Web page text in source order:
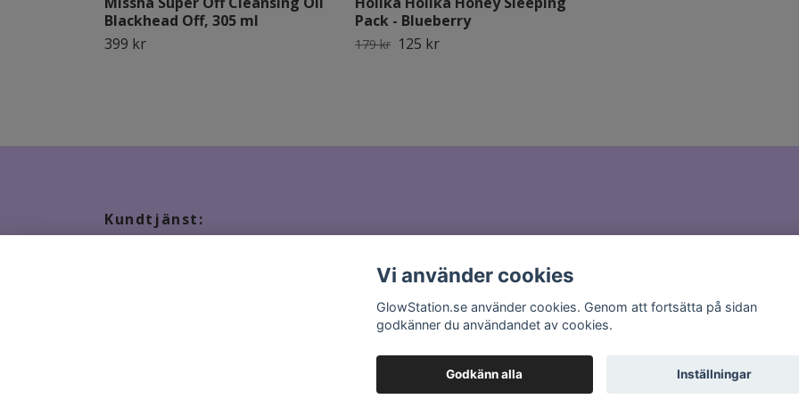
Blackhead Off, 305 ml
399 kr
Pack - Blueberry
179 kr 125 kr
Kundtjänst:
Vi använder cookies
GlowStation.se använder cookies. Genom att fortsätta på sidan
godkänner du användandet av cookies.
Godkänn alla Inställningar